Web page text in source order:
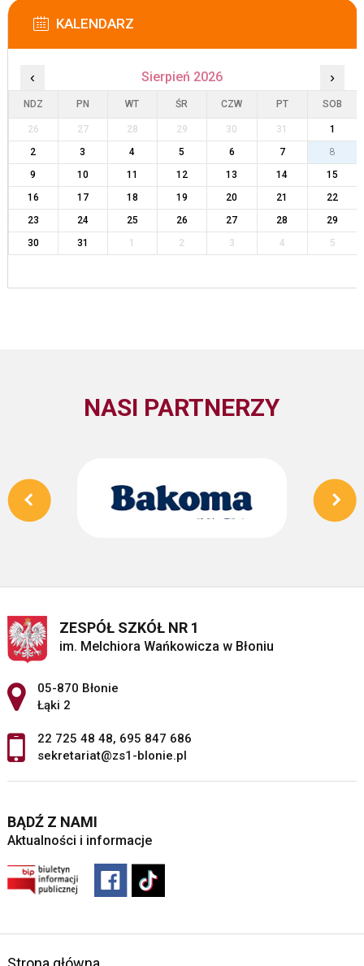
KALENDARZ
‹ Sierpień 2026 ›
NDZ PN WT ŚR CZW PT SOB
26 27 28 29 30 31
1
2
3 4 5 6 7
8
9
10 11 12 13 14
15
16
17 18 19 20 21
22
23
24 25 26 27 28
29
30
31 1 2 3 4 5
NASI PARTNERZY
ZESPÓŁ SZKÓŁ NR 1
im. Melchiora Wańkowicza w Błoniu
Adres pocztowy:
05-870 Błonie
Łąki 2
22 725 48 48, 695 847 686
sekretariat@zs1-blonie.pl
BĄDŹ Z NAMI
Aktualności i informacje